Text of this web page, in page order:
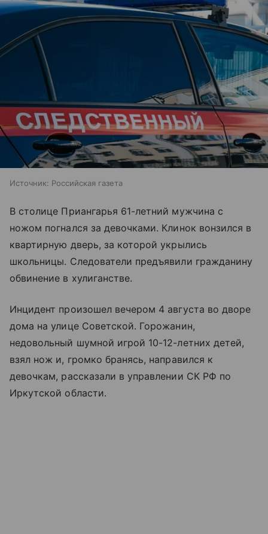
Источник: Российская газета
В столице Приангарья 61-летний мужчина с
ножом погнался за девочками. Клинок вонзился в
квартирную дверь, за которой укрылись
школьницы. Следователи предъявили гражданину
обвинение в хулиганстве.
Инцидент произошел вечером 4 августа во дворе
дома на улице Советской. Горожанин,
недовольный шумной игрой 10-12-летних детей,
взял нож и, громко бранясь, направился к
девочкам, рассказали в управлении СК РФ по
Иркутской области.